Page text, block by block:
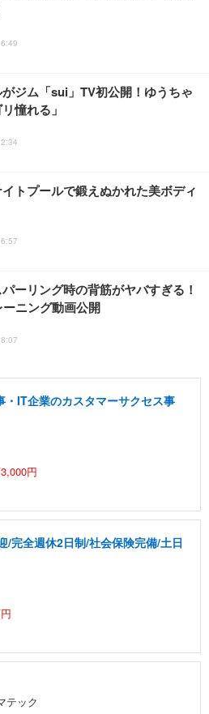
ジム「sui」TV初公開！ゆうちゃ
憧れる」
トプールで鍛えぬかれた美ボディ
ーリング時の背筋がヤバすぎる！
ニング動画公開
・IT企業のカスタマーサクセス事
円
/完全週休2日制/社会保険完備/土日
テック